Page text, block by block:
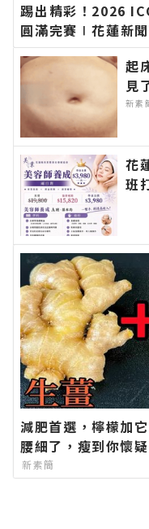
踢出精彩！2026
圓滿完賽∣花蓮新
的今日新聞報導 最
起
見
新素
花
班
站
減肥首選，檸檬加
腰細了，瘦到你懷
新素簡